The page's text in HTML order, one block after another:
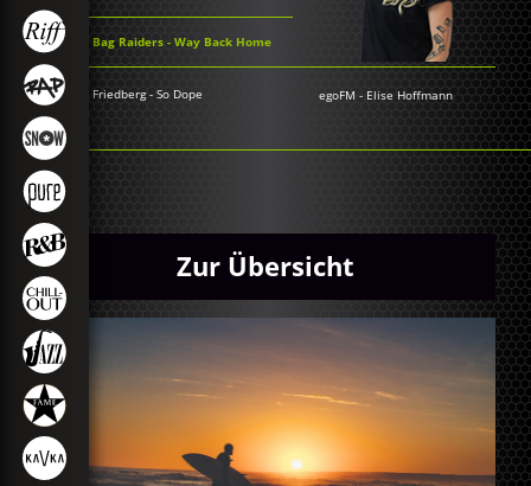
Bag Raiders - Way Back Home
Friedberg - So Dope egoFM - Elise Hoffmann
Zur Übersicht